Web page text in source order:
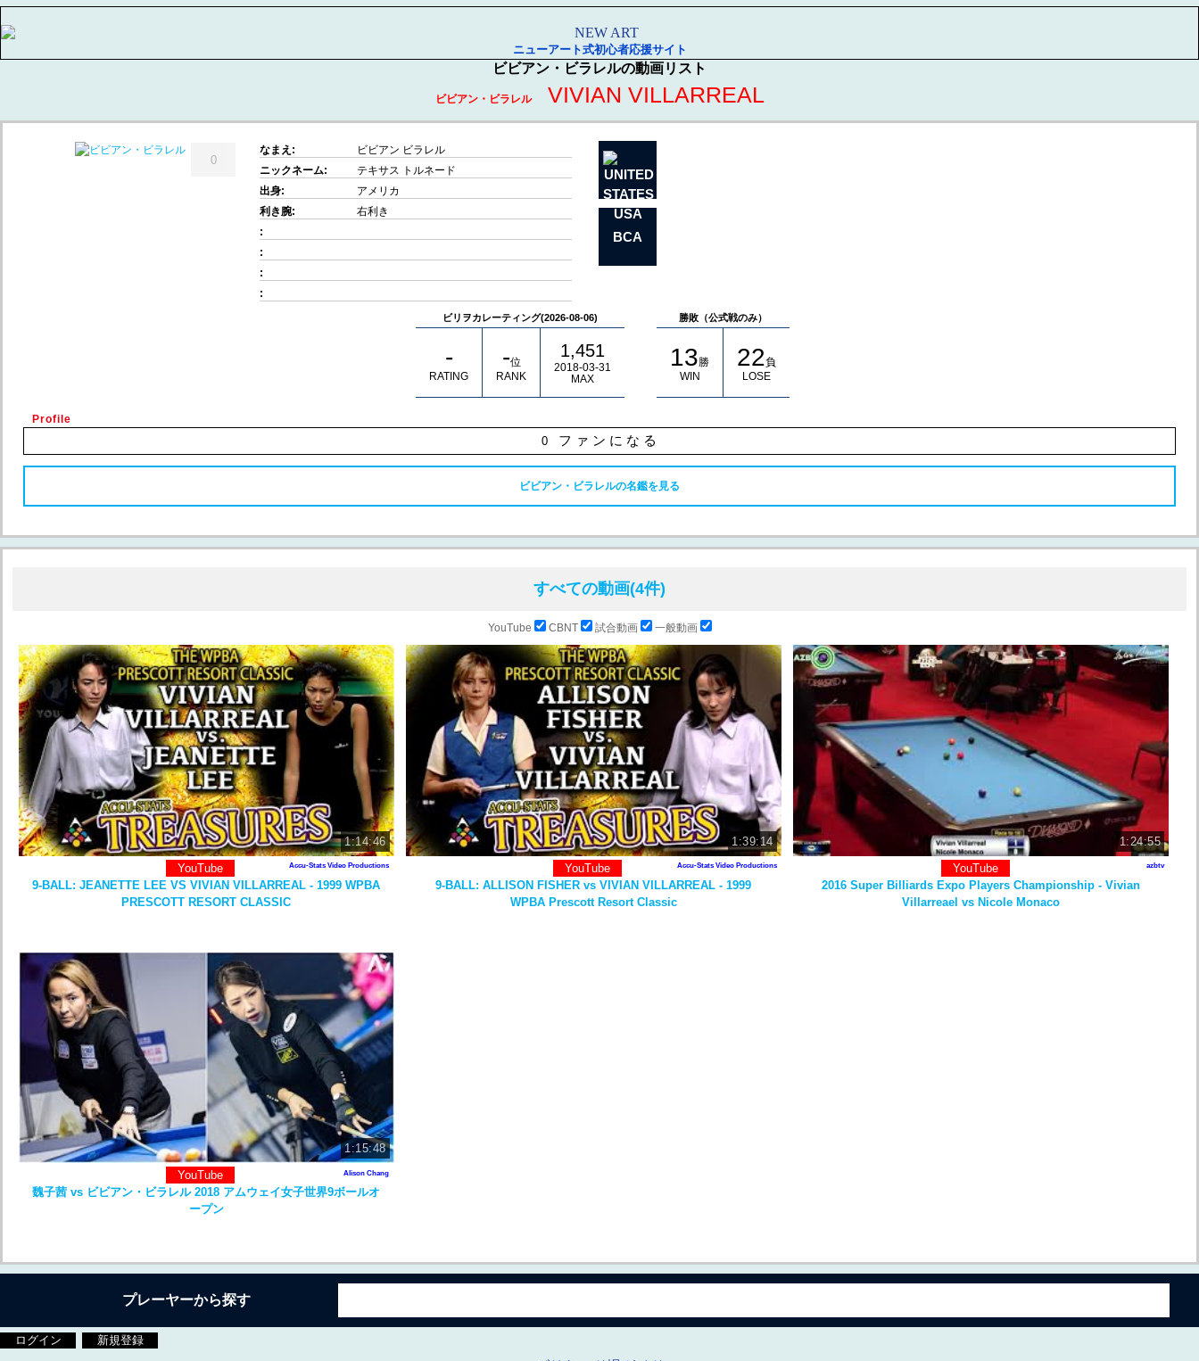
ニューアート式初心者応援サイト
ビビアン・ビラレルの動画リスト
ビビアン・ビラレル VIVIAN VILLARREAL
0
なまえ:
ビビアン ビラレル
ニックネーム:
テキサス トルネード
出身:
アメリカ
利き腕:
右利き
:
:
:
:
USA
BCA
ビリヲカレーティング(2026-08-06)
-
RATING
-位
RANK
1,451
2018-03-31
MAX
勝敗（公式戦のみ）
13勝
WIN
22負
LOSE
Profile
0 ファンになる
ビビアン・ビラレルの名鑑を見る
すべての動画(4件)
YouTube CBNT 試合動画 一般動画
1:14:46
YouTube
Accu-Stats Video Productions
9-BALL: JEANETTE LEE VS VIVIAN VILLARREAL - 1999 WPBA
PRESCOTT RESORT CLASSIC
1:39:14
YouTube
Accu-Stats Video Productions
9-BALL: ALLISON FISHER vs VIVIAN VILLARREAL - 1999
WPBA Prescott Resort Classic
1:24:55
YouTube
azbtv
2016 Super Billiards Expo Players Championship - Vivian
Villarreael vs Nicole Monaco
1:15:48
YouTube
Alison Chang
魏子茜 vs ビビアン・ビラレル 2018 アムウェイ女子世界9ボールオ
ープン
プレーヤーから探す
ログイン 新規登録